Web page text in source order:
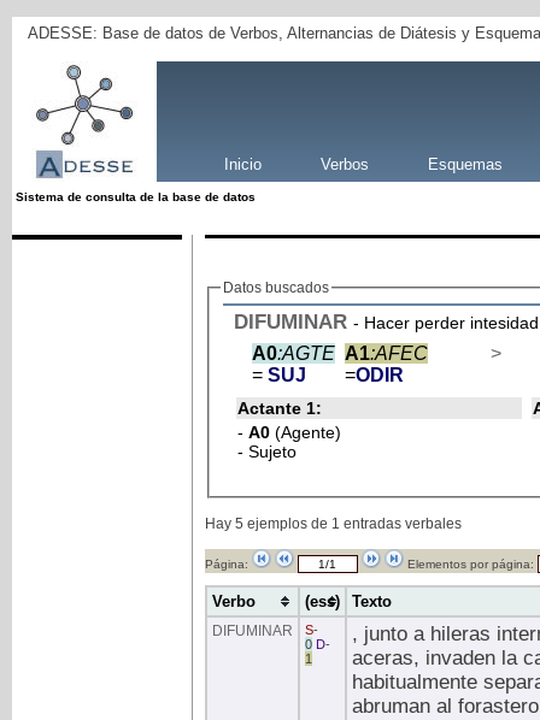
ADESSE: Base de datos de Verbos, Alternancias de Diátesis y
Inicio Verbos Esquemas
Sistema de consulta de la base de datos
Datos buscados
DIFUMINAR - Hacer perder
A0:AGTE
= SUJ
A1:AFEC
=ODIR
>
Actante 1:
- A0 (Agente)
- Sujeto
Hay 5 ejemplos de 1 entradas verbales
Página: Elementos por página:
Verbo (ess) Texto
DIFUMINAR S-
0 D-
1
, junto a hileras
aceras, invaden la
habitualmente
abruman al forastero